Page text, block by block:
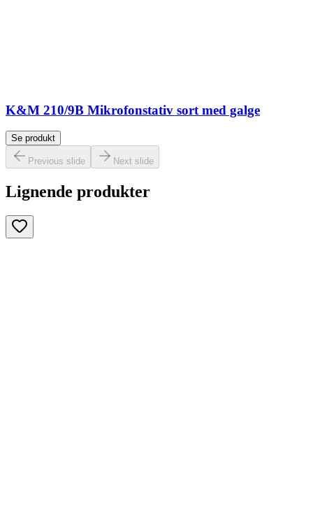
K&M 210/9B Mikrofonstativ sort med galge
Se produkt
Previous slide Next slide
Lignende produkter